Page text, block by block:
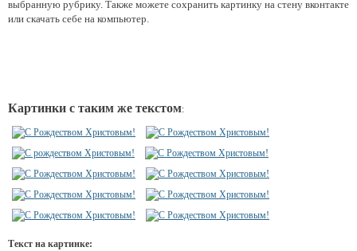
выбранную рубрику. Также можете сохранить картинку на стену вконтакте
или скачать себе на компьютер.
Картинки с таким же текстом:
Текст на картинке: